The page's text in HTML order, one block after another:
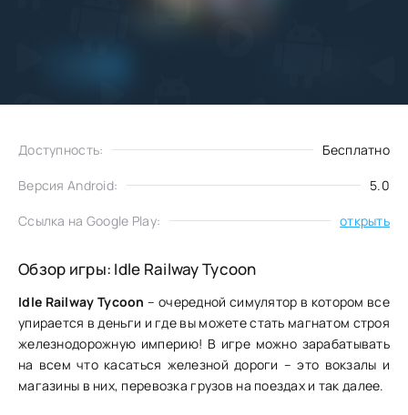
Доступность: Бесплатно
Версия Android: 5.0
Ссылка на Google Play: открыть
Обзор игры: Idle Railway Tycoon
Idle Railway Tycoon – очередной симулятор в котором все
упирается в деньги и где вы можете стать магнатом строя
железнодорожную империю! В игре можно зарабатывать
на всем что касаться железной дороги – это вокзалы и
магазины в них, перевозка грузов на поездах и так далее.